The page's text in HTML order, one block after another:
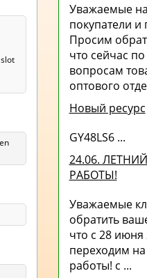
Уважаемые
покупатели и
Просим
что сейчас
вопросам
оптового
Новый ресурс
GY48LS6 ...
24.06.
РАБОТЫ!
Уважаемые
обратить
что с 28
переходим
работы! с ...